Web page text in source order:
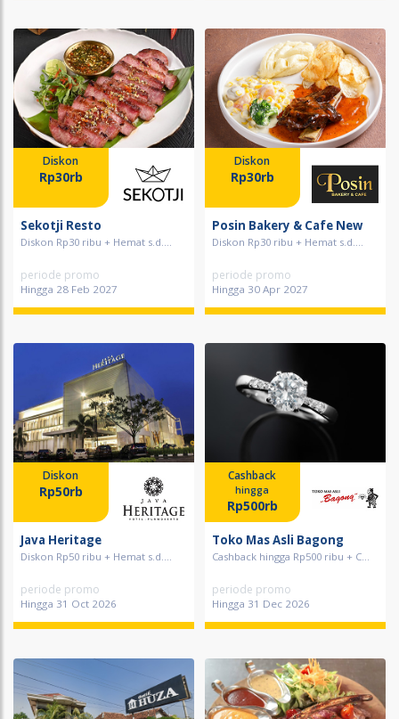
Diskon
Rp30rb
Sekotji Resto
Diskon Rp30 ribu + Hemat s.d....
periode promo
Hingga 28 Feb 2027
Diskon
Rp30rb
Posin Bakery & Cafe New
Diskon Rp30 ribu + Hemat s.d....
periode promo
Hingga 30 Apr 2027
Diskon
Rp50rb
Java Heritage
Diskon Rp50 ribu + Hemat s.d....
periode promo
Hingga 31 Oct 2026
Cashback
hingga
Rp500rb
Toko Mas Asli Bagong
Cashback hingga Rp500 ribu + C...
periode promo
Hingga 31 Dec 2026